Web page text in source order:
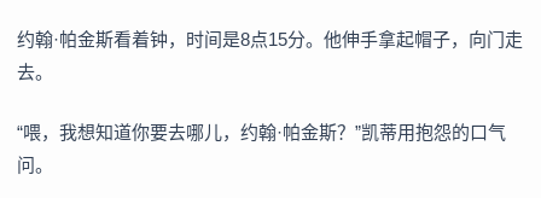
约翰·帕金斯看着钟，时间是8点15分。他伸手拿起帽子，向门走
去。
“喂，我想知道你要去哪儿，约翰·帕金斯？”凯蒂用抱怨的口气
问。